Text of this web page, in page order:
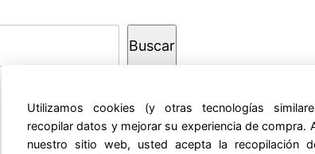
Buscar
Utilizamos cookies (y otras tecnologías
recopilar datos y mejorar su experiencia de compra.
nuestro sitio web, usted acepta la recopilación